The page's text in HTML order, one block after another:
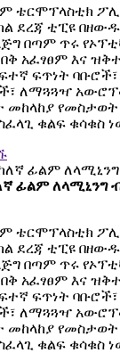
ቴርሞፕላስቲክ
ደረጃ ቲፒዩ
በጣም ጥሩ
አፈፃፀም እና
ፍጥነት
ለማጓጓዣ
የመስታወት
ቁልፍ ቁሳቁስ
ፊልም ለላሚኒንግ
ቴርሞፕላስቲክ
ደረጃ ቲፒዩ
በጣም ጥሩ
አፈፃፀም እና
ፍጥነት
ለማጓጓዣ
የመስታወት
ቁልፍ ቁሳቁስ